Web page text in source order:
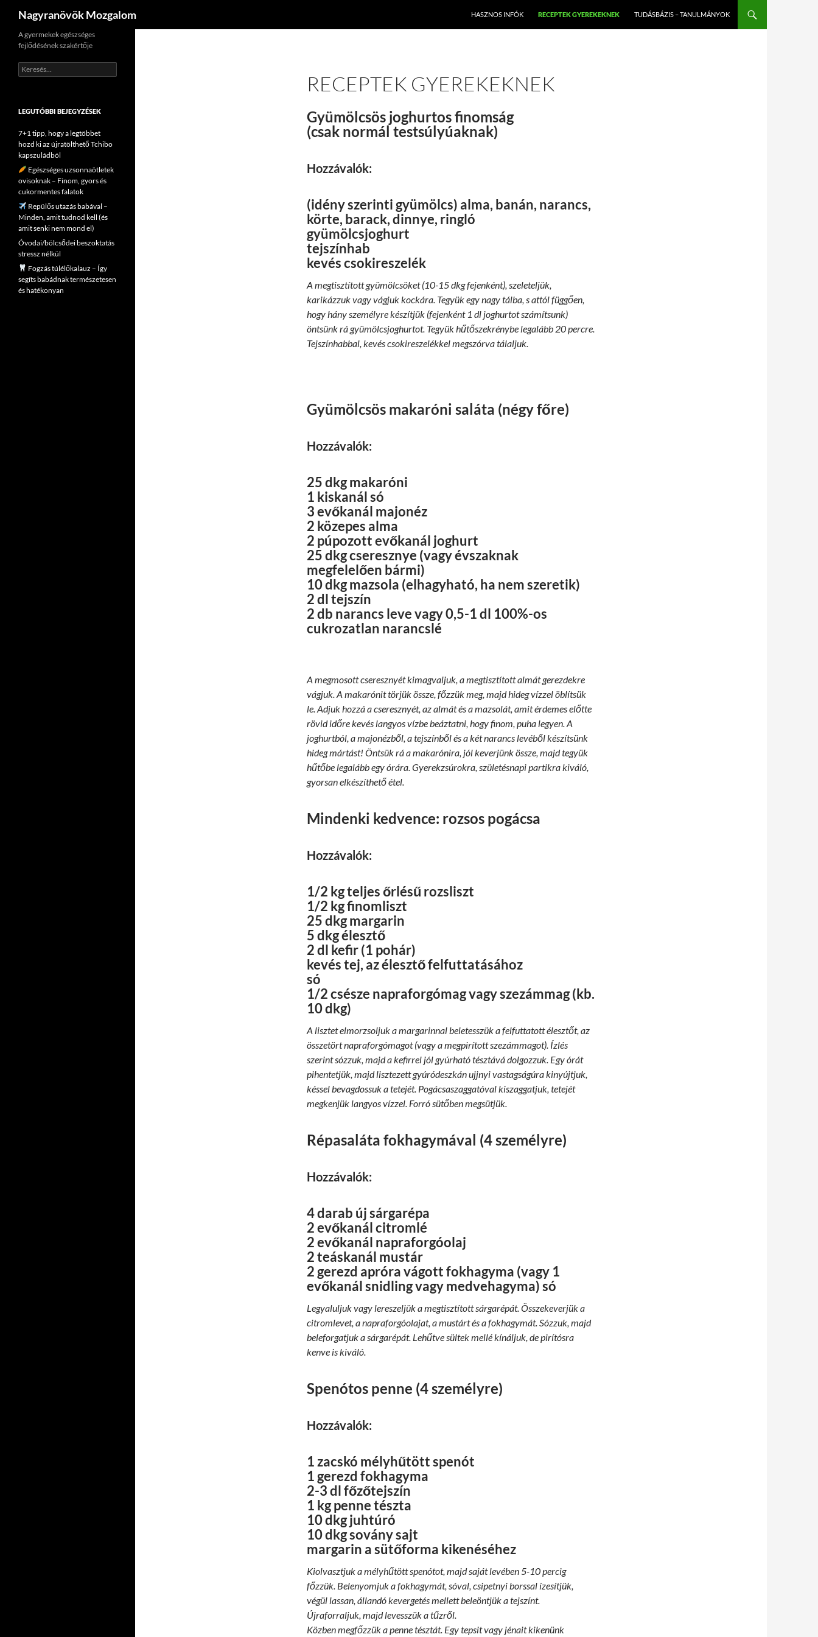
Kilépés
tartalomba
Nagyranövök Mozgalom HASZNOS INFÓK RECEPTEK GYEREKEKNEK TUDÁSBÁZIS – TANULMÁNYOK
RECEPTEK GYEREKEKNEK
Gyümölcsös joghurtos finomság
(csak normál testsúlyúaknak)
Hozzávalók:
(idény szerinti gyümölcs) alma, banán, narancs,
körte, barack, dinnye, ringló
gyümölcsjoghurt
tejszínhab
kevés csokireszelék
A megtisztított gyümölcsöket (10-15 dkg fejenként), szeleteljük,
karikázzuk vagy vágjuk kockára. Tegyük egy nagy tálba, s attól függően,
hogy hány személyre készítjük (fejenként 1 dl joghurtot számítsunk)
öntsünk rá gyümölcsjoghurtot. Tegyük hűtőszekrénybe legalább 20 percre.
Tejszínhabbal, kevés csokireszelékkel megszórva tálaljuk.
Gyümölcsös makaróni saláta (négy főre)
Hozzávalók:
25 dkg makaróni
1 kiskanál só
3 evőkanál majonéz
2 közepes alma
2 púpozott evőkanál joghurt
25 dkg cseresznye (vagy évszaknak
megfelelően bármi)
10 dkg mazsola (elhagyható, ha nem szeretik)
2 dl tejszín
2 db narancs leve vagy 0,5-1 dl 100%-os
cukrozatlan narancslé
A megmosott cseresznyét kimagvaljuk, a megtisztított almát gerezdekre
vágjuk. A makarónit törjük össze, főzzük meg, majd hideg vízzel öblítsük
le. Adjuk hozzá a cseresznyét, az almát és a mazsolát, amit érdemes előtte
rövid időre kevés langyos vízbe beáztatni, hogy finom, puha legyen. A
joghurtból, a majonézből, a tejszínből és a két narancs levéből készítsünk
hideg mártást! Öntsük rá a makarónira, jól keverjünk össze, majd tegyük
hűtőbe legalább egy órára. Gyerekzsúrokra, születésnapi partikra kiváló,
gyorsan elkészíthető étel.
Mindenki kedvence: rozsos pogácsa
Hozzávalók:
1/2 kg teljes őrlésű rozsliszt
1/2 kg finomliszt
25 dkg margarin
5 dkg élesztő
2 dl kefir (1 pohár)
kevés tej, az élesztő felfuttatásához
só
1/2 csésze napraforgómag vagy szezámmag (kb.
10 dkg)
A lisztet elmorzsoljuk a margarinnal beletesszük a felfuttatott élesztőt, az
összetört napraforgómagot (vagy a megpirított szezámmagot). Ízlés
szerint sózzuk, majd a kefirrel jól gyúrható tésztává dolgozzuk. Egy órát
pihentetjük, majd lisztezett gyúródeszkán ujjnyi vastagságúra kinyújtjuk,
késsel bevagdossuk a tetejét. Pogácsaszaggatóval kiszaggatjuk, tetejét
megkenjük langyos vízzel. Forró sütőben megsütjük.
Répasaláta fokhagymával (4 személyre)
Hozzávalók:
4 darab új sárgarépa
2 evőkanál citromlé
2 evőkanál napraforgóolaj
2 teáskanál mustár
2 gerezd apróra vágott fokhagyma (vagy 1
evőkanál snidling vagy medvehagyma) só
Legyaluljuk vagy lereszeljük a megtisztított sárgarépát. Összekeverjük a
citromlevet, a napraforgóolajat, a mustárt és a fokhagymát. Sózzuk, majd
beleforgatjuk a sárgarépát. Lehűtve sültek mellé kínáljuk, de pirítósra
kenve is kiváló.
Spenótos penne (4 személyre)
Hozzávalók:
1 zacskó mélyhűtött spenót
1 gerezd fokhagyma
2-3 dl főzőtejszín
1 kg penne tészta
10 dkg juhtúró
10 dkg sovány sajt
margarin a sütőforma kikenéséhez
Kiolvasztjuk a mélyhűtött spenótot, majd saját levében 5-10 percig
főzzük. Belenyomjuk a fokhagymát, sóval, csipetnyi borssal ízesítjük,
végül lassan, állandó kevergetés mellett beleöntjük a tejszínt.
Újraforraljuk, majd levesszük a tűzről.
Közben megfőzzük a penne tésztát. Egy tepsit vagy jénait kikenünk
A gyermekek egészséges
fejlődésének szakértője
Keresés:
LEGUTÓBBI BEJEGYZÉSEK
7+1 tipp, hogy a legtöbbet
hozd ki az újratölthető Tchibo
kapszuládból
Egészséges uzsonnaötletek
ovisoknak – Finom, gyors és
cukormentes falatok
Repülős utazás babával –
Minden, amit tudnod kell (és
amit senki nem mond el)
Óvodai/bölcsődei beszoktatás
stressz nélkül
Fogzás túlélőkalauz – Így
segíts babádnak természetesen
és hatékonyan